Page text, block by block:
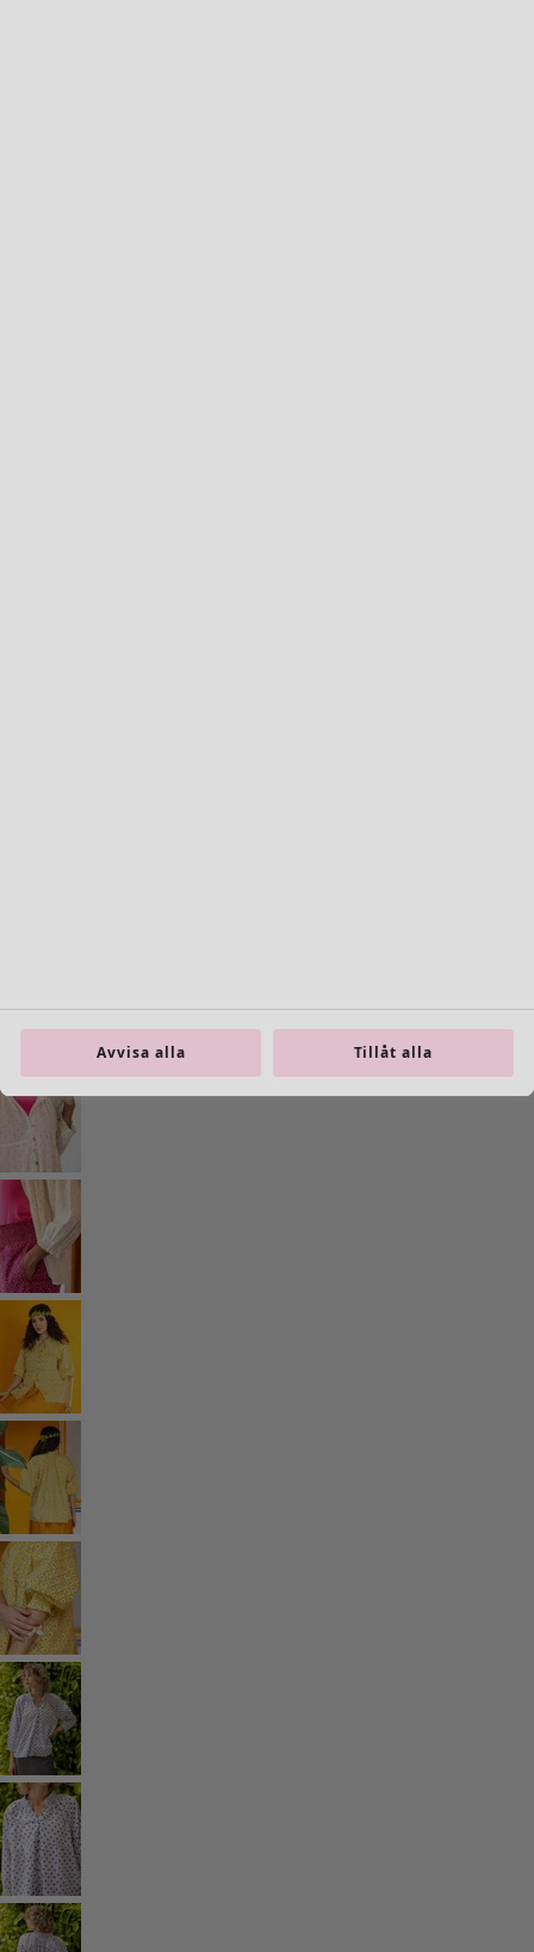
Inredning
Nyheter
All inredning
Gardiner
Kuddar & kuddfodral
Mattor
Frotté
Böcker
Tidigare favoriter
Rum
Badrum
Vardagsrum
Kök & matplats
Shoppa stilen
Klassisk och allmoge inredning
Avvisa alla Tillåt alla